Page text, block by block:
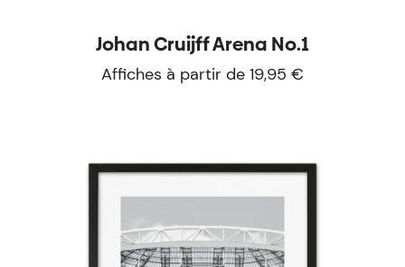
Johan Cruijff Arena No.1
Affiches à partir de 19,95 €